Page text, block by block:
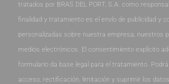
tratados por BRAS DEL PORT, S.A. como
finalidad y tratamiento es el envío de publicidad y
personalizadas sobre nuestra empresa, nuestros
medios electrónicos. El consentimiento explícito
formulario da base legal para el tratamiento.
acceso, rectificación, limitación y suprimir los